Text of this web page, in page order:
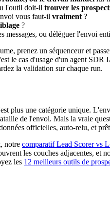
l'outil doit-il trouver les
vous faut-il vraiment ?
?
messages, ou déléguer l'envoi
prenez un séquenceur et
le cas d'usage d'un agent
la validation sur chaque run.
plus une catégorie unique.
de l'envoi. Mais la vraie
officielles, auto-relu, et
notre comparatif Lead Scorer vs
les couches adjacentes, et
les 12 meilleurs outils de